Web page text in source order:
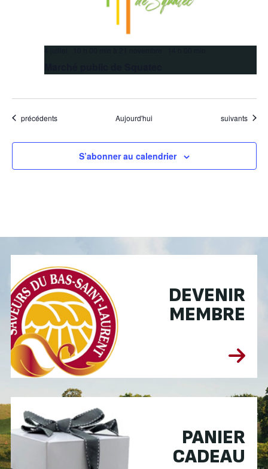
Évènements
précédents Aujourd'hui Évènements
suivants
S’abonner au calendrier
DEVENIR
MEMBRE
PANIER
CADEAU